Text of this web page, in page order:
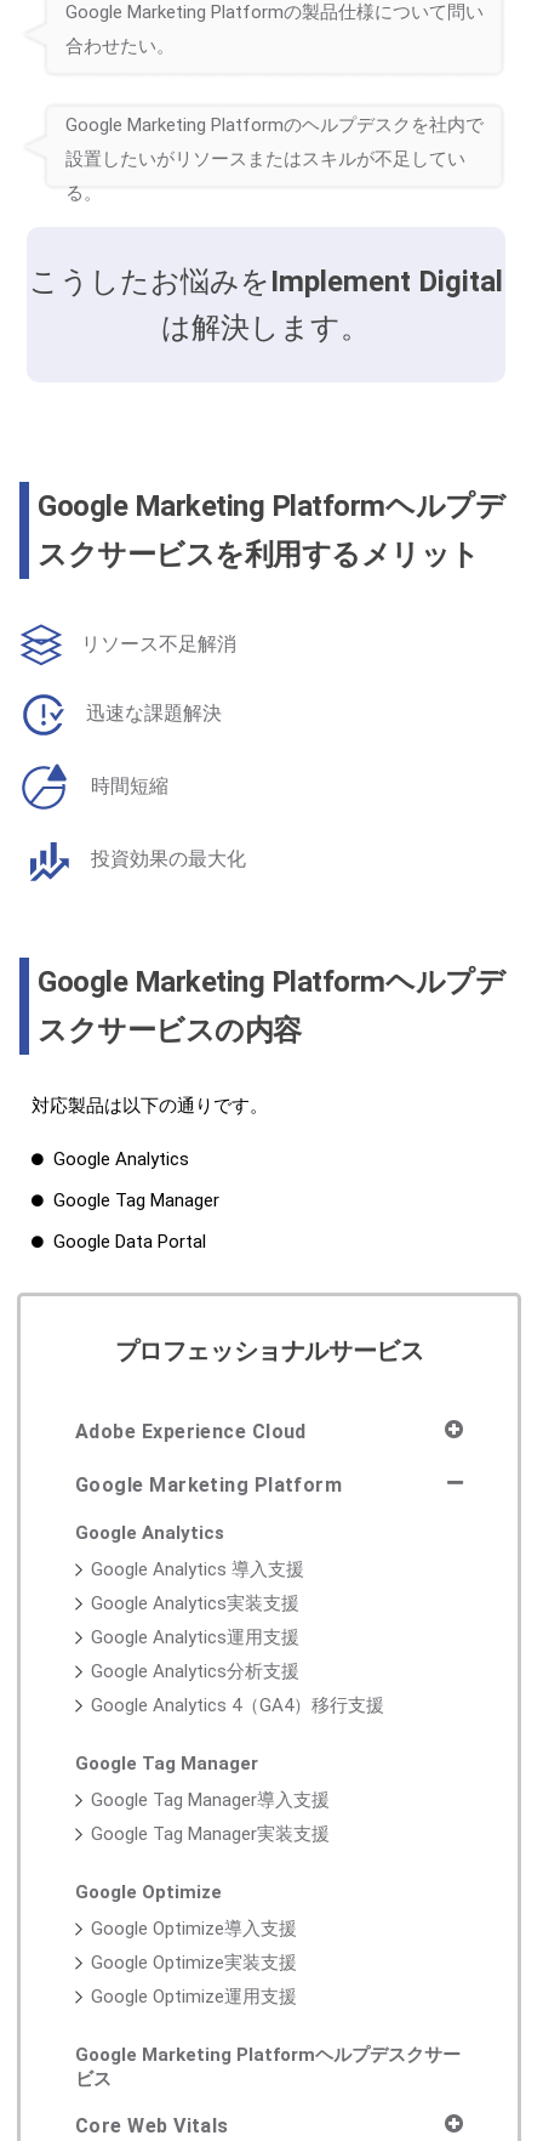
Google Marketing Platformの製品仕様について問い
合わせたい。
Google Marketing Platformのヘルプデスクを社内で
設置したいがリソースまたはスキルが不足してい
る。
こうしたお悩みをImplement Digital
は解決します。
Google Marketing Platformヘルプデ
スクサービスを利用するメリット
リソース不足解消
迅速な課題解決
時間短縮
投資効果の最大化
Google Marketing Platformヘルプデ
スクサービスの内容
対応製品は以下の通りです。
Google Analytics
Google Tag Manager
Google Data Portal
プロフェッショナルサービス
Adobe Experience Cloud
Google Marketing Platform
Google Analytics
Google Analytics 導入支援
Google Analytics実装支援
Google Analytics運用支援
Google Analytics分析支援
Google Analytics 4（GA4）移行支援
Google Tag Manager
Google Tag Manager導入支援
Google Tag Manager実装支援
Google Optimize
Google Optimize導入支援
Google Optimize実装支援
Google Optimize運用支援
Google Marketing Platformヘルプデスクサー
ビス
Core Web Vitals